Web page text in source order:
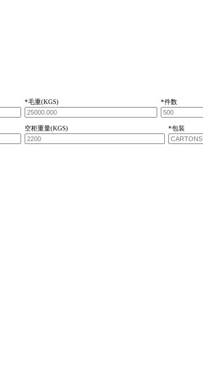
*毛重(KGS) *件数
空柜重量(KGS) *包装